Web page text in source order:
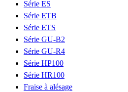
Série ES
Série ETB
Série ETS
Série GU-B2
Série GU-R4
Série HP100
Série HR100
Fraise à alésage